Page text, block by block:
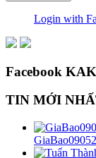
Login with
Facebook
TIN MỚI